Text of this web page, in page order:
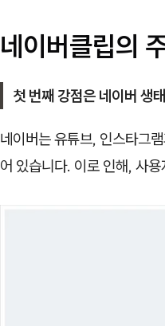
네이버클립의
첫 번째 강점은 네이버 생
네이버는 유튜브, 인스타그
어 있습니다. 이로 인해, 사